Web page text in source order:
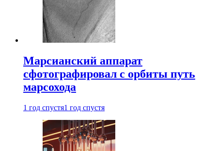
Марсианский аппарат
сфотографировал с орбиты путь
марсохода
1 год спустя1 год спустя